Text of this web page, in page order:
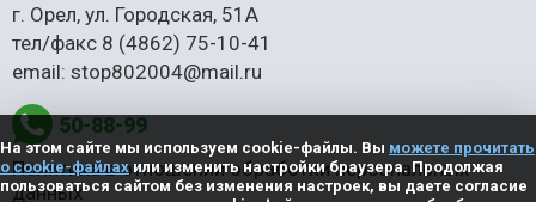
50-88-99
г. Орел, ул. Городская, 51А
тел/факс 8 (4862) 75-10-41
email: stop802004@mail.ru
Политика в отношении обработки персональных
данных
На этом сайте мы используем cookie-файлы. Вы можете прочитать
о cookie-файлахили изменить настройки браузера. Продолжая
пользоваться сайтом без изменения настроек, вы даете согласие